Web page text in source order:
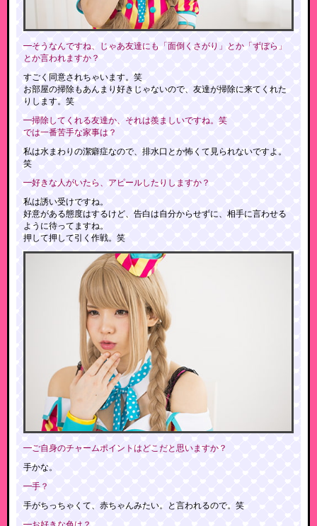
━そうなんですね、じゃあ友達にも「面倒くさがり」とか「ずぼら」
とか言われますか？
すごく同意されちゃいます。笑
お部屋の掃除もあんまり好きじゃないので、友達が掃除に来てくれた
りします。笑
━掃除してくれる友達か、それは羨ましいですね。笑
では一番苦手な家事は？
私は水まわりの潔癖症なので、排水口とか怖くて見られないですよ。
笑
━好きな人がいたら、アピールしたりしますか？
私は誘い受けですね。
好意がある態度はするけど、告白は自分からせずに、相手に言わせる
ように待ってますね。
押して押して引く作戦。笑
━ご自身のチャームポイントはどこだと思いますか？
手かな。
━手？
手がちっちゃくて、赤ちゃんみたい。と言われるので。笑